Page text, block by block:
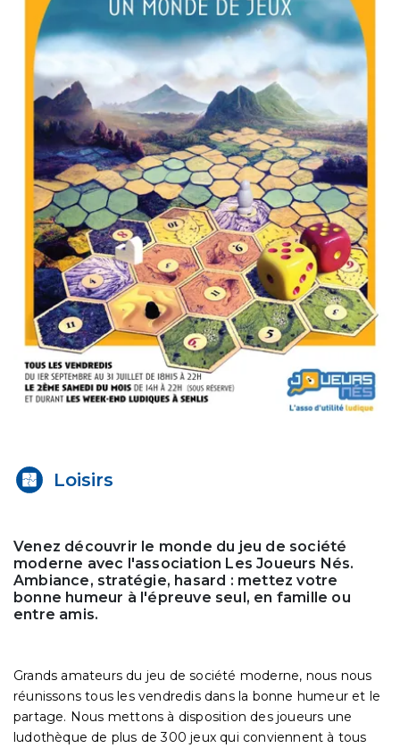
Loisirs
Venez découvrir le monde du jeu de société
moderne avec l'association Les Joueurs Nés.
Ambiance, stratégie, hasard : mettez votre
bonne humeur à l'épreuve seul, en famille ou
entre amis.
Grands amateurs du jeu de société moderne, nous nous
réunissons tous les vendredis dans la bonne humeur et le
partage. Nous mettons à disposition des joueurs une
ludothèque de plus de 300 jeux qui conviennent à tous